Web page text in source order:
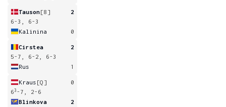
Tauson[8]
2
6-3, 6-3
Kalinina
0
Cirstea
2
5-7, 6-2, 6-3
Rus
1
Kraus [Q]
0
63 -7, 2-6
Blinkova
2